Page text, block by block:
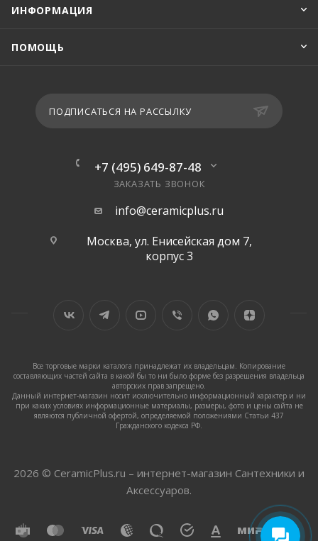
ИНФОРМАЦИЯ
ПОМОЩЬ
ПОДПИСАТЬСЯ НА РАССЫЛКУ
+7 (495) 649-87-48
ЗАКАЗАТЬ ЗВОНОК
info@ceramicplus.ru
Москва, ул. Енисейская дом 7,
корпус 3
Все торговые марки каталога принадлежат их владельцам. Копирование
составляющих частей сайта в какой бы то ни было форме без разрешения владельца
авторских прав запрещено.
Данный интернет-магазин носит исключительно информационный характер и ни
при каких условиях информационные материалы, размеры, фото и цены сайта не
являются публичной офертой, определяемой положениями Статьи 437
Гражданского кодекса РФ.
2026 © CeramicPlus.ru – интернет-магазин Сантехники и
Аксессуаров.